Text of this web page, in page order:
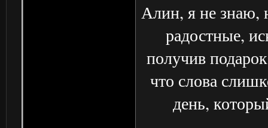
Алин, я не знаю,
радостные,
получив
что слова
день,